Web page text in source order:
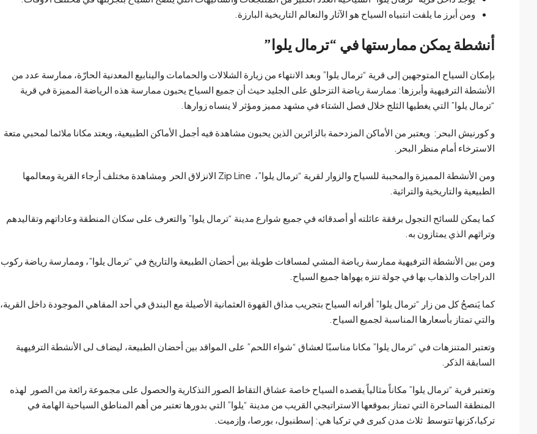
ومن أبرز ما يلفت انتبياه السياح هو الآثار والنعالم التاريخية البارزة.
أنشطة يمكن ممارستها في “ترمال يلوا”
بإمكان السياح المتوجهين إلى قرية “ترمال يلوا” وبعد الانتهاء من زيارة الشلالات والحمامات والينابيع المعدنية الحارّة، ممارسة عدد من
الأنشطة الترفيهية وأبرزها: ممارسة رياضة التزحلق على الجليد حيث أن جميع السياح يحبون ممارسة هذه الرياضة المميزة في قرية
“ترمال يلوا” التي يغطيها الثلج خلال فصل الشتاء في مشهد مميز ومؤثر لا ينساه زوارها.
و كورنيش البحر: ويعتبر من الأماكن المزدحمة بالزائرين الذين يحبون مشاهدة فيه أجمل الأماكن الطبيعية، ويعتد مكانا ملائما لمحبي متعة
الاسترخاء أمام منظر البحر.
ومن الأنشطة المميزة والمحببة للسياح والزوار لقرية “ترمال يلوا”، Zip Line الانزلاق الحر ومشاهدة مختلف أرجاء القرية ومعالمها
الطبيعية والتاريخية والتراثية.
كما يمكن للسائح التجول برفقة عائلته أو أصدقائه في جميع شوارع مدينة “ترمال يلوا” والتعرف على سكان المنطقة وعاداتهم وتقاليدهم
وتراثهم الذي يمتازون به.
ومن بين الأنشطة الترفيهية ممارسة رياضة المشي لمسافات طويلة بين أحضان الطبيعة والتاريخ في “ترمال يلوا”، وممارسة رياضة ركوب
الدراجات والذهاب بها في جولة تنزه يهواها جميع السياح.
كما يَنصحُ كل من زار “ترمال يلوا” أقرانه السياح بتجريب مذاق القهوة العثمانية الأصيلة مع البندق في أحد المقاهي الموجودة داخل القرية،
والتي تمتاز بأسعارها المناسبة لجميع السياح.
وتعتبر المتنزهات في “ترمال يلوا” مكانا مناسبًا لعشاق “شواء اللحم” على المواقد بين أحضان الطبيعة، ليضاف لى الأنشطة الترفيهية
السابقة الذكر.
وتعتبر قرية “ترمال يلوا” مكاناً مثالياً يقصده السياح خاصة عشاق التقاط الصور التذكارية والحصول على مجموعة رائعة من الصور لهذه
المنطقة الساحرة التي تمتاز بموقعها الاستراتيجي القريب من مدينة “يلوا” التي بدورها تعتبر من أهم المناطق السياحية الهامة في
تركيا،كزنها تتوسط ثلاث مدن كبرى في تركيا هي: إسطنبول، بورصا، وإزميت.